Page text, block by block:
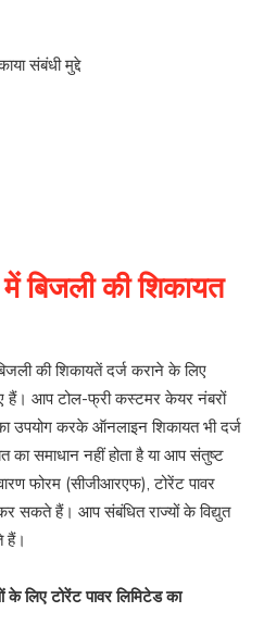
संबंधी मुद्दे
बिजली की शिकायत
की शिकायतें दर्ज कराने के लिए
हैं। आप टोल-फ्री कस्टमर केयर नंबरों
उपयोग करके ऑनलाइन शिकायत भी दर्ज
समाधान नहीं होता है या आप संतुष्ट
फोरम (सीजीआरएफ), टोरेंट पावर
सकते हैं। आप संबंधित राज्यों के विद्युत
हैं।
के लिए टोरेंट पावर लिमिटेड का